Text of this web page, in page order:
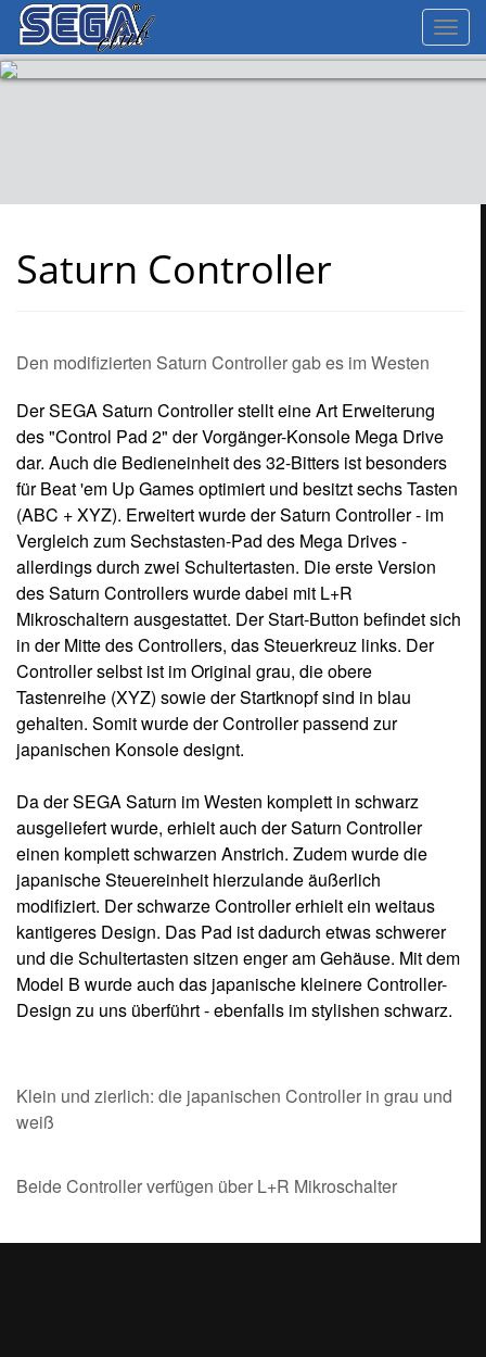
Saturn Controller
Den modifizierten Saturn Controller gab es im Westen
Der SEGA Saturn Controller stellt eine Art Erweiterung
des "Control Pad 2" der Vorgänger-Konsole Mega Drive
dar. Auch die Bedieneinheit des 32-Bitters ist besonders
für Beat 'em Up Games optimiert und besitzt sechs Tasten
(ABC + XYZ). Erweitert wurde der Saturn Controller - im
Vergleich zum Sechstasten-Pad des Mega Drives -
allerdings durch zwei Schultertasten. Die erste Version
des Saturn Controllers wurde dabei mit L+R
Mikroschaltern ausgestattet. Der Start-Button befindet sich
in der Mitte des Controllers, das Steuerkreuz links. Der
Controller selbst ist im Original grau, die obere
Tastenreihe (XYZ) sowie der Startknopf sind in blau
gehalten. Somit wurde der Controller passend zur
japanischen Konsole designt.
Da der SEGA Saturn im Westen komplett in schwarz
ausgeliefert wurde, erhielt auch der Saturn Controller
einen komplett schwarzen Anstrich. Zudem wurde die
japanische Steuereinheit hierzulande äußerlich
modifiziert. Der schwarze Controller erhielt ein weitaus
kantigeres Design. Das Pad ist dadurch etwas schwerer
und die Schultertasten sitzen enger am Gehäuse. Mit dem
Model B wurde auch das japanische kleinere Controller-
Design zu uns überführt - ebenfalls im stylishen schwarz.
Klein und zierlich: die japanischen Controller in grau und
weiß
Beide Controller verfügen über L+R Mikroschalter